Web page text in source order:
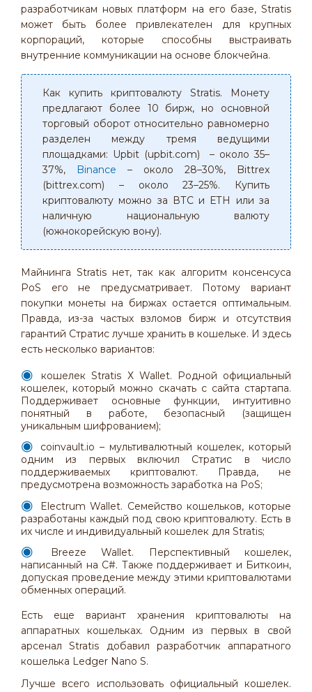
разработчикам новых платформ на его базе, Stratis
может быть более привлекателен для крупных
корпораций, которые способны выстраивать
внутренние коммуникации на основе блокчейна.
Как купить криптовалюту Stratis. Монету
предлагают более 10 бирж, но основной
торговый оборот относительно равномерно
разделен между тремя ведущими
площадками: Upbit (upbit.com) – около 35–
37%,
Binance – около 28–30%, Bittrex
(bittrex.com) – около 23–25%. Купить
криптовалюту можно за ВТС и ЕТН или за
наличную национальную валюту
(южнокорейскую вону).
Майнинга Stratis нет, так как алгоритм консенсуса
PoS его не предусматривает. Потому вариант
покупки монеты на биржах остается оптимальным.
Правда, из-за частых взломов бирж и отсутствия
гарантий Стратис лучше хранить в кошельке. И здесь
есть несколько вариантов:
кошелек Stratis Х Wallet. Родной официальный
кошелек, который можно скачать с сайта стартапа.
Поддерживает основные функции, интуитивно
понятный в работе, безопасный (защищен
уникальным шифрованием);
coinvault.io – мультивалютный кошелек, который
одним из первых включил Стратис в число
поддерживаемых криптовалют. Правда, не
предусмотрена возможность заработка на PoS;
Electrum Wallet. Семейство кошельков, которые
разработаны каждый под свою криптовалюту. Есть в
их числе и индивидуальный кошелек для Stratis;
Breeze Wallet. Перспективный кошелек,
написанный на С#. Также поддерживает и Биткоин,
допуская проведение между этими криптовалютами
обменных операций.
Есть еще вариант хранения криптовалюты на
аппаратных кошельках. Одним из первых в свой
арсенал Stratis добавил разработчик аппаратного
кошелька Ledger Nano S.
Лучше всего использовать официальный кошелек.